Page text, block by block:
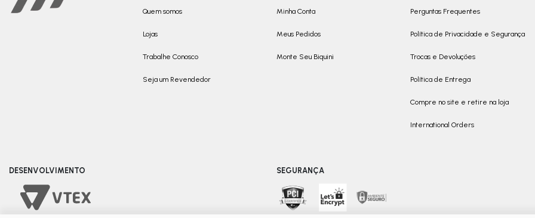
Quem somos
Lojas
Trabalhe Conosco
Seja um Revendedor
Minha Conta
Meus Pedidos
Monte Seu Biquini
Perguntas Frequentes
Política de Privacidade e Segurança
Trocas e Devoluções
Política de Entrega
Compre no site e retire na loja
International Orders
DESENVOLVIMENTO SEGURANÇA